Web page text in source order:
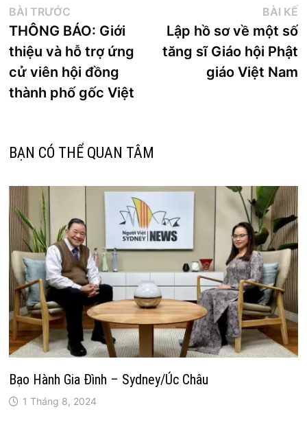
Điều
hướng
bài
viết
BÀI TRƯỚC
trước:
THÔNG BÁO: Giới
thiệu và hỗ trợ ứng
cử viên hội đồng
thành phố gốc Việt
BÀI KẾ
Lập hồ sơ về một số
tăng sĩ Giáo hội Phật
giáo Việt Nam
BẠN CÓ THỂ QUAN TÂM
Bạo Hành Gia Đình – Sydney/Úc Châu
1 Tháng 8, 2024